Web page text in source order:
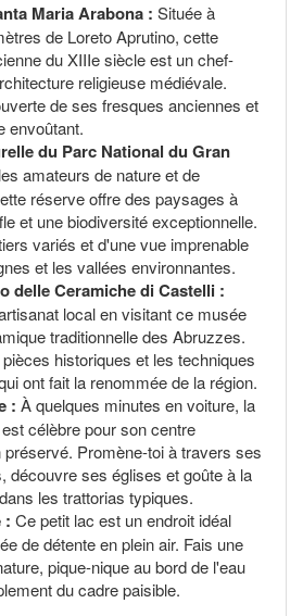
Maria Arabona : Située à
de Loreto Aprutino, cette
du XIIIe siècle est un chef-
religieuse médiévale.
de ses fresques anciennes et
envoûtant.
du Parc National du Gran
amateurs de nature et de
réserve offre des paysages à
et une biodiversité exceptionnelle.
variés et d'une vue imprenable
et les vallées environnantes.
delle Ceramiche di Castelli :
local en visitant ce musée
traditionnelle des Abruzzes.
historiques et les techniques
ont fait la renommée de la région.
: À quelques minutes en voiture, la
célèbre pour son centre
préservé. Promène-toi à travers ses
découvre ses églises et goûte à la
les trattorias typiques.
: Ce petit lac est un endroit idéal
de détente en plein air. Fais une
pique-nique au bord de l'eau
du cadre paisible.